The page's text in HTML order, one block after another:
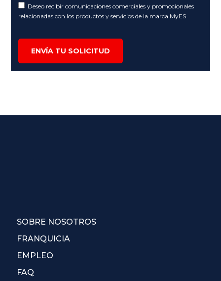
Deseo recibir comunicaciones comerciales y promocionales
relacionadas con los productos y servicios de la marca MyES
ENVÍA TU SOLICITUD
SOBRE NOSOTROS
FRANQUICIA
EMPLEO
FAQ